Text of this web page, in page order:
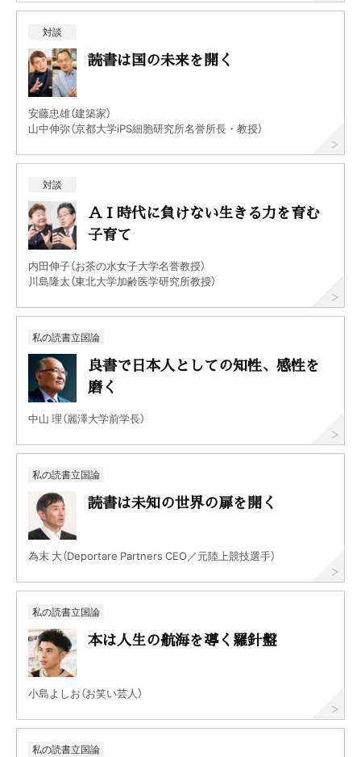
対談
読書は国の未来を開く
安藤忠雄（建築家）
山中伸弥（京都大学iPS細胞研究所名誉所長・教授）
対談
ＡＩ時代に負けない生きる力を育む
子育て
内田伸子（お茶の水女子大学名誉教授）
川島隆太（東北大学加齢医学研究所教授）
私の読書立国論
良書で日本人としての知性、感性を
磨く
中山 理（麗澤大学前学長）
私の読書立国論
読書は未知の世界の扉を開く
為末 大（Deportare Partners CEO／元陸上競技選手）
私の読書立国論
本は人生の航海を導く羅針盤
小島よしお（お笑い芸人）
私の読書立国論